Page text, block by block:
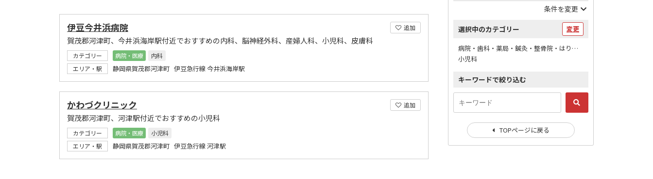
追加
伊豆今井浜病院
賀茂郡河津町、今井浜海岸駅付近でおすすめの内科、脳神経外科、産婦人科、小児科、皮膚科
カテゴリー 病院・医療
内科
エリア・駅
静岡県賀茂郡河津町 伊豆急行線 今井浜海岸駅
追加
かわづクリニック
賀茂郡河津町、河津駅付近でおすすめの小児科
カテゴリー 病院・医療
小児科
エリア・駅
静岡県賀茂郡河津町 伊豆急行線 河津駅
条件を変更
選択中のカテゴリー 変更
病院・歯科・薬局・鍼灸・整骨院・はりマッサージ / 病院
小児科
キーワードで絞り込む
TOPページに戻る